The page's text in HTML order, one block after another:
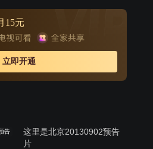
要传神。
15元
立即开通
告
这里是北京20130902预告
片